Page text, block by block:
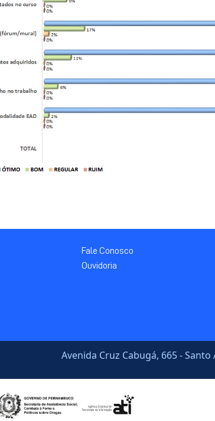
Fale Conosco
Ouvidoria
Avenida Cruz Cabugá, 665 - Santo